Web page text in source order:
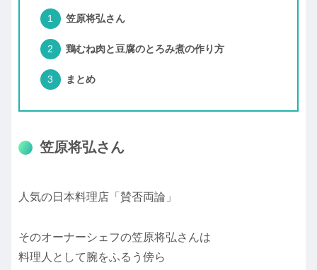
笠原将弘さん
鶏むね肉と豆腐のとろみ煮の作り方
まとめ
笠原将弘さん
人気の日本料理店「賛否両論」
そのオーナーシェフの笠原将弘さんは
料理人として腕をふるう傍ら